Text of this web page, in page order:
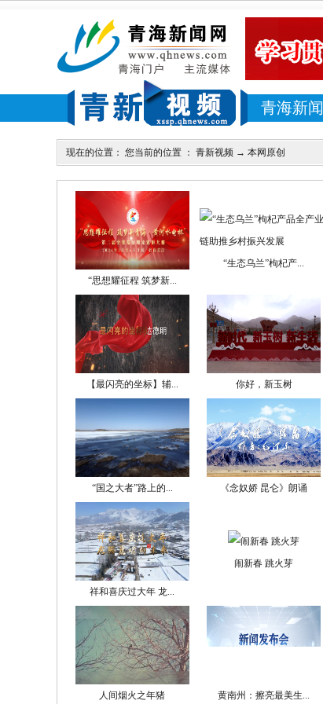
青海新闻
现在的位置： 您当前的位置 ： 青新视频 → 本网原创
“思想耀征程 筑梦新...
“生态乌兰”枸杞产...
【最闪亮的坐标】辅... 你好，新玉树
“国之大者”路上的... 《念奴娇 昆仑》朗诵
祥和喜庆过大年 龙...
闹新春 跳火芽
人间烟火之年猪 黄南州：擦亮最美生...